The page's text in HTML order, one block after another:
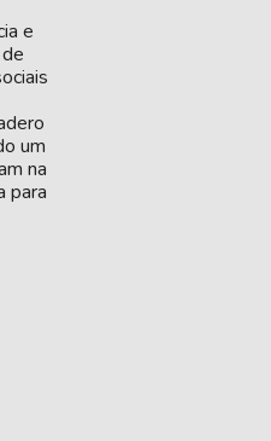
e
um
na
para